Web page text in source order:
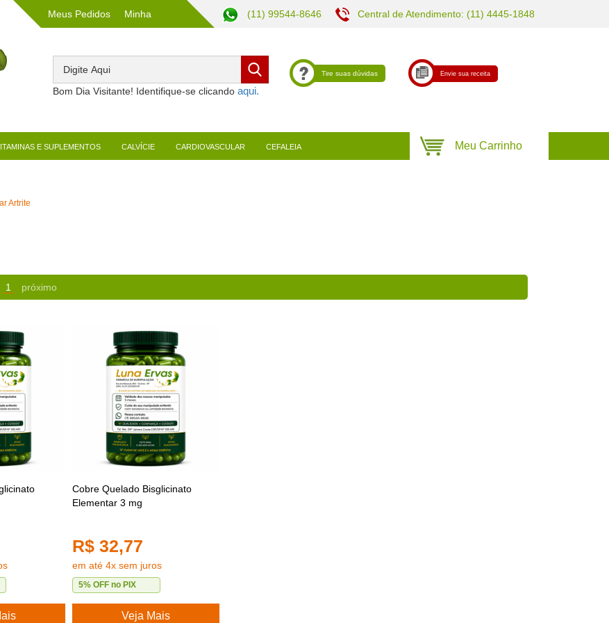
Meus Pedidos Minha (11) 99544-8646 Central de Atendimento: (11) 4445-1848
Bom Dia Visitante! Identifique-se clicando
Tire suas dúvidas Envie sua receita
E SUPLEMENTOS CALVÍCIE CARDIOVASCULAR CEFALEIA
Artrite
1 próximo
Cobre Quelado Bisglicinato
Elementar 3 mg
R$ 32,77
em até 4x sem juros
5% OFF no PIX
Veja Mais